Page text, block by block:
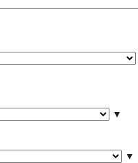
▼
▼